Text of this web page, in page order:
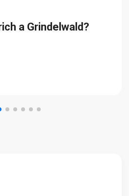
a Grindelwald?